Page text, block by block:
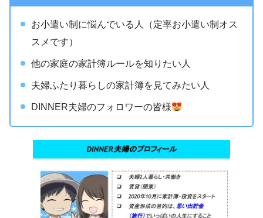
お小遣い制に悩んでいる人（定率お小遣い制オス
スメです）
他の家庭の家計簿ルールを知りたい人
夫婦ふたり暮らしの家計簿を見てみたい人
DINNER夫婦のフォロワーの皆様